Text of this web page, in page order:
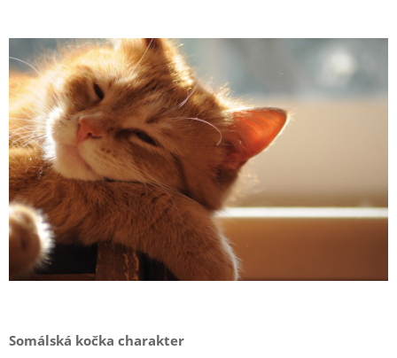
Somálská kočka charakter